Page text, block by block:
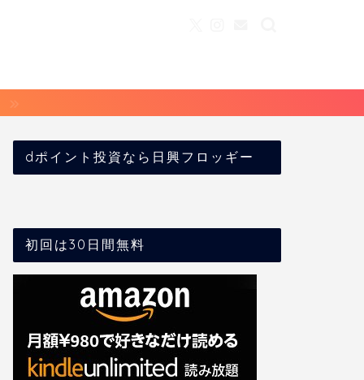
dポイント投資なら日興フロッギー
初回は30日間無料